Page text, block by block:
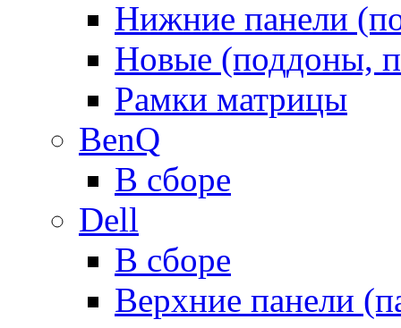
Нижние панели
Новые (поддоны,
Рамки матрицы
BenQ
В сборе
Dell
В сборе
Верхние панели